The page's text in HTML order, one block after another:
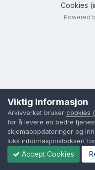
Cookies
Powered
Viktig Informasjon
Arkivverket bruker cookies
for å levere en bedre
skjemaoppdateringer og
lukk informasjonsboksen
Accept Cookies